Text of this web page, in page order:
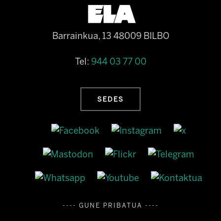
Barrainkua, 13 48009 BILBO
Tel: 944 03 77 00
SEDES
---- GUNE PRIBATUA ----